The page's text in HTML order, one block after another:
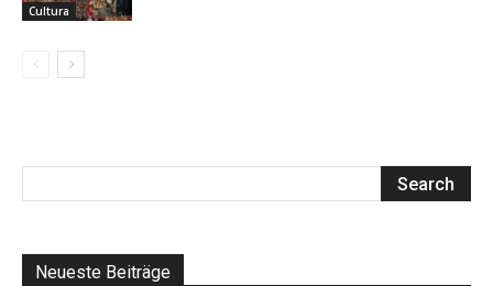
Cultura
Neueste Beiträge